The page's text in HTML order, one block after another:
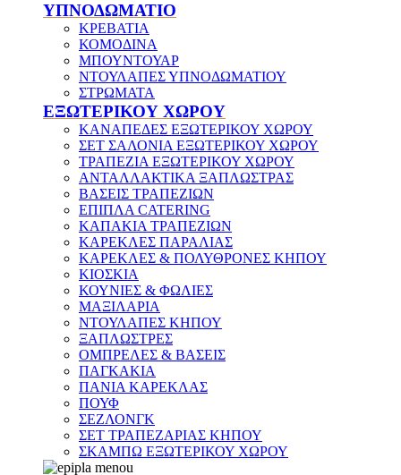
ΥΠΝΟΔΩΜΑΤΙΟ
ΚΡΕΒΑΤΙΑ
ΚΟΜΟΔΙΝΑ
ΜΠΟΥΝΤΟΥΑΡ
ΝΤΟΥΛΑΠΕΣ ΥΠΝΟΔΩΜΑΤΙΟΥ
ΣΤΡΩΜΑΤΑ
ΕΞΩΤΕΡΙΚΟΥ ΧΩΡΟΥ
ΚΑΝΑΠΕΔΕΣ ΕΞΩΤΕΡΙΚΟΥ ΧΩΡΟΥ
ΣΕΤ ΣΑΛΟΝΙΑ ΕΞΩΤΕΡΙΚΟΥ ΧΩΡΟΥ
ΤΡΑΠΕΖΙΑ ΕΞΩΤΕΡΙΚΟΥ ΧΩΡΟΥ
ΑΝΤΑΛΛΑΚΤΙΚΑ ΞΑΠΛΩΣΤΡΑΣ
ΒΑΣΕΙΣ ΤΡΑΠΕΖΙΩΝ
ΕΠΙΠΛΑ CATERING
ΚΑΠΑΚΙΑ ΤΡΑΠΕΖΙΩΝ
ΚΑΡΕΚΛΕΣ ΠΑΡΑΛΙΑΣ
ΚΑΡΕΚΛΕΣ & ΠΟΛΥΘΡΟΝΕΣ ΚΗΠΟΥ
ΚΙΟΣΚΙΑ
ΚΟΥΝΙΕΣ & ΦΩΛΙΕΣ
ΜΑΞΙΛΑΡΙΑ
ΝΤΟΥΛΑΠΕΣ ΚΗΠΟΥ
ΞΑΠΛΩΣΤΡΕΣ
ΟΜΠΡΕΛΕΣ & ΒΑΣΕΙΣ
ΠΑΓΚΑΚΙΑ
ΠΑΝΙΑ ΚΑΡΕΚΛΑΣ
ΠΟΥΦ
ΣΕΖΛΟΝΓΚ
ΣΕΤ ΤΡΑΠΕΖΑΡΙΑΣ ΚΗΠΟΥ
ΣΚΑΜΠΩ ΕΞΩΤΕΡΙΚΟΥ ΧΩΡΟΥ